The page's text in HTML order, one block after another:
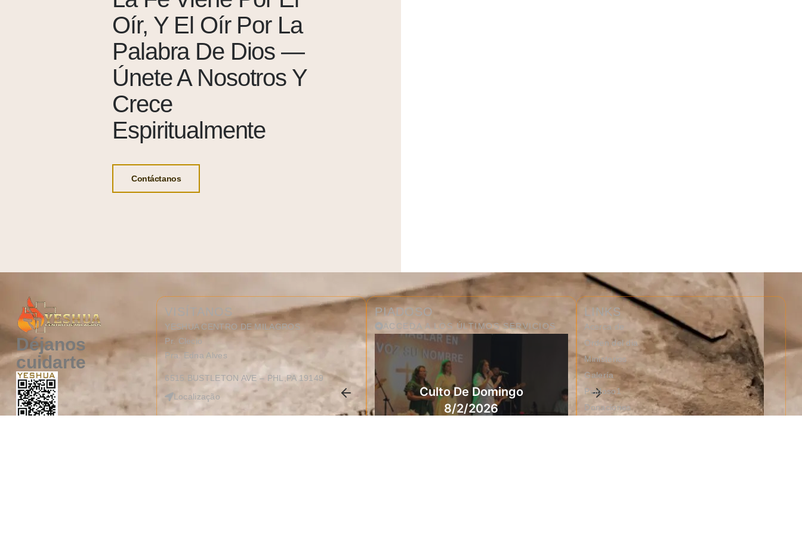
Oír, Y El Oír Por La
Palabra De Dios —
Únete A Nosotros Y
Crece
Espiritualmente
Contáctanos
Déjanos
cuidarte
VISÍTANOS
YESHUA CENTRO DE MILAGROS
Pr. Clecio
Pra. Edna Alves
6515 BUSTLETON AVE – PHL,PA 19149
Localização
PIADOSO
ACCEDA A LOS ÚLTIMOS SERVICIOS
Culto De Domingo
8/2/2026
Culto De Domingo
7/26/2026
LINKS
Acerca de
Orden del dia
Ministerios
Galería
Piadoso1
Donaciones